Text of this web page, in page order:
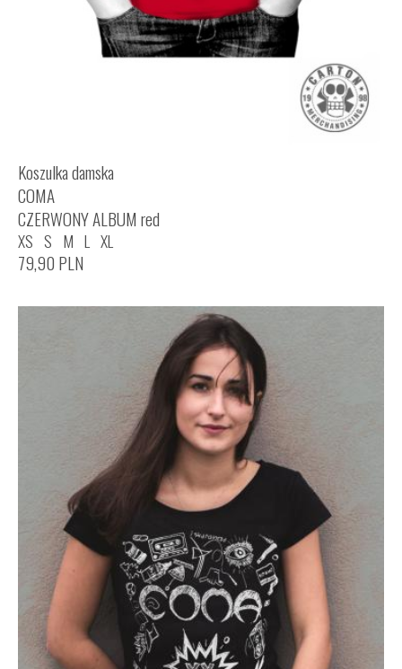
Koszulka damska
COMA
CZERWONY ALBUM red
XS S M L XL
79,90 PLN